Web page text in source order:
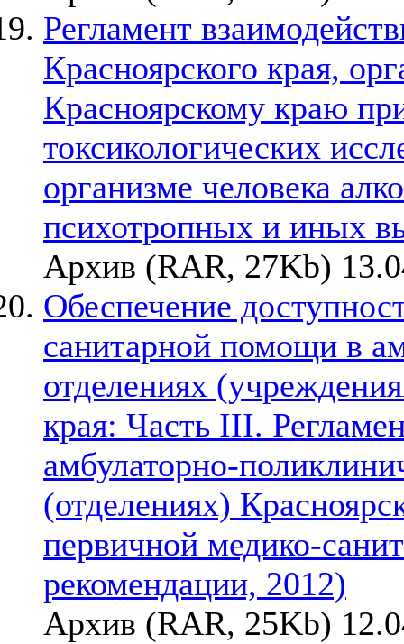
Регламент
Красноярского края,
Красноярскому краю
токсикологических
организме человека
психотропных и иных
Архив (RAR, 27Kb)
Обеспечение
санитарной помощи в
отделениях
края: Часть III.
амбулаторно-
(отделениях)
первичной медико-
рекомендации, 2012)
Архив (RAR, 25Kb)